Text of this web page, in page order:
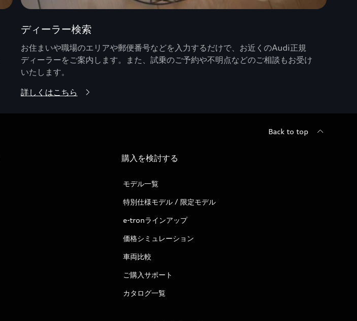
ディーラー検索
お住まいや職場のエリアや郵便番号などを入力するだけで、お近くのAudi正規
ディーラーをご案内します。また、試乗のご予約や不明点などのご相談もお受け
いたします。
詳しくはこちら
Back to top
購入を検討する
モデル一覧
特別仕様モデル / 限定モデル
e-tronラインアップ
価格シミュレーション
車両比較
ご購入サポート
カタログ一覧